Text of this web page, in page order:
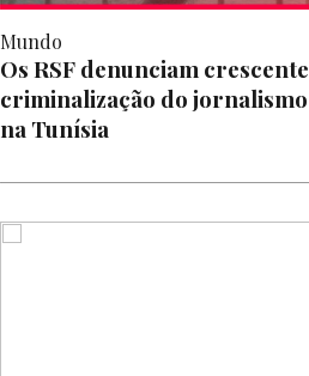
Mundo
Os RSF denunciam crescente
criminalização do jornalismo
na Tunísia